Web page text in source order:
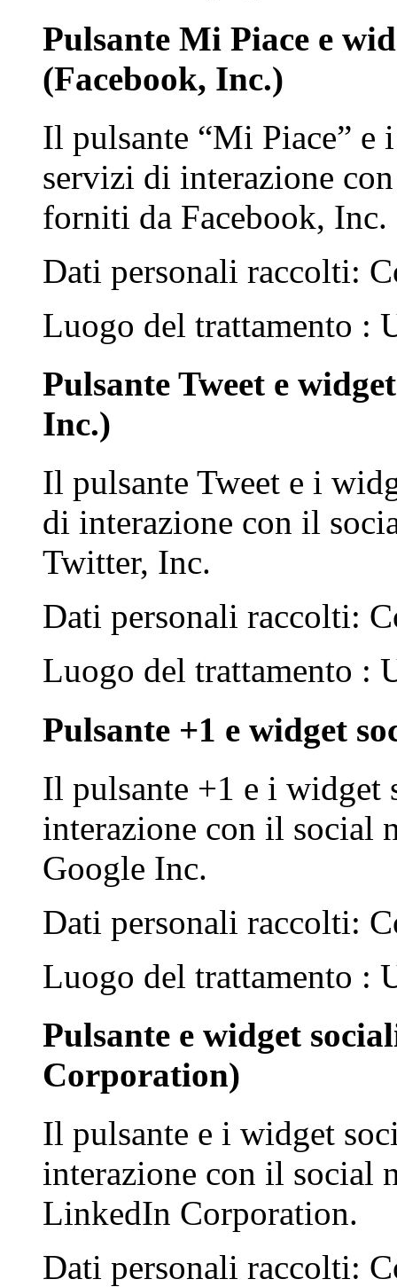
Pulsante Mi Piace e
(Facebook, Inc.)
Il pulsante “Mi Piace” e
servizi di interazione
forniti da Facebook, Inc.
Dati personali raccolti:
Luogo del trattamento :
Pulsante Tweet e
Inc.)
Il pulsante Tweet e i
di interazione con il
Twitter, Inc.
Dati personali raccolti:
Luogo del trattamento :
Pulsante +1 e widget
Il pulsante +1 e i
interazione con il social
Google Inc.
Dati personali raccolti:
Luogo del trattamento :
Pulsante e widget
Corporation)
Il pulsante e i widget
interazione con il social
LinkedIn Corporation.
Dati personali raccolti: